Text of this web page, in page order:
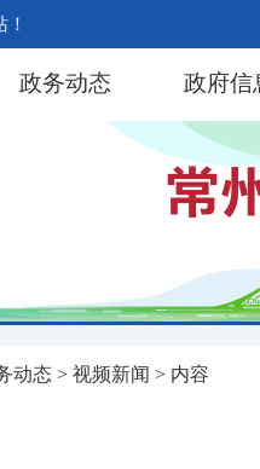
政务动态 政府信
动态 > 视频新闻 > 内容